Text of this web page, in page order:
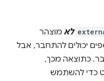
לא מוצהר
יכולים להתחבר, אבל
כתוצאה מכך,
כדי להשתמש